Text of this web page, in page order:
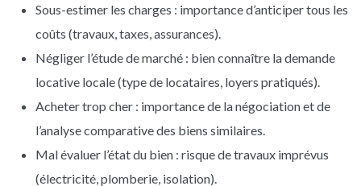
Sous-estimer les charges : importance d’anticiper tous les
coûts (travaux, taxes, assurances).
Négliger l’étude de marché : bien connaître la demande
locative locale (type de locataires, loyers pratiqués).
Acheter trop cher : importance de la négociation et de
l’analyse comparative des biens similaires.
Mal évaluer l’état du bien : risque de travaux imprévus
(électricité, plomberie, isolation).